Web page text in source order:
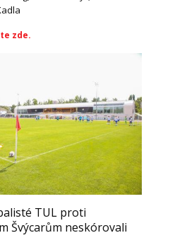
zde.
TUL proti
Švýcarům neskórovali